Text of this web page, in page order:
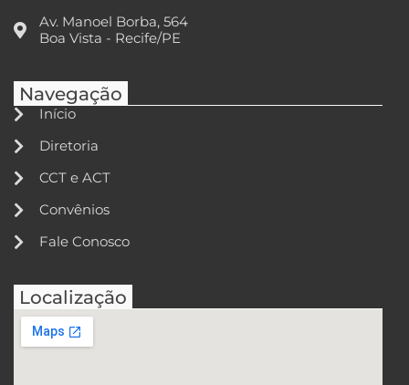
Av. Manoel Borba, 564
Boa Vista - Recife/PE
Navegação
Início
Diretoria
CCT e ACT
Convênios
Fale Conosco
Localização